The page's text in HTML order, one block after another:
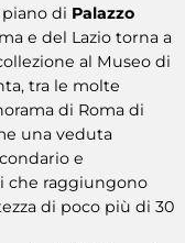
di Palazzo
e del Lazio torna a
al Museo di
tra le molte
di Roma di
una veduta
e
che raggiungono
di poco più di 30